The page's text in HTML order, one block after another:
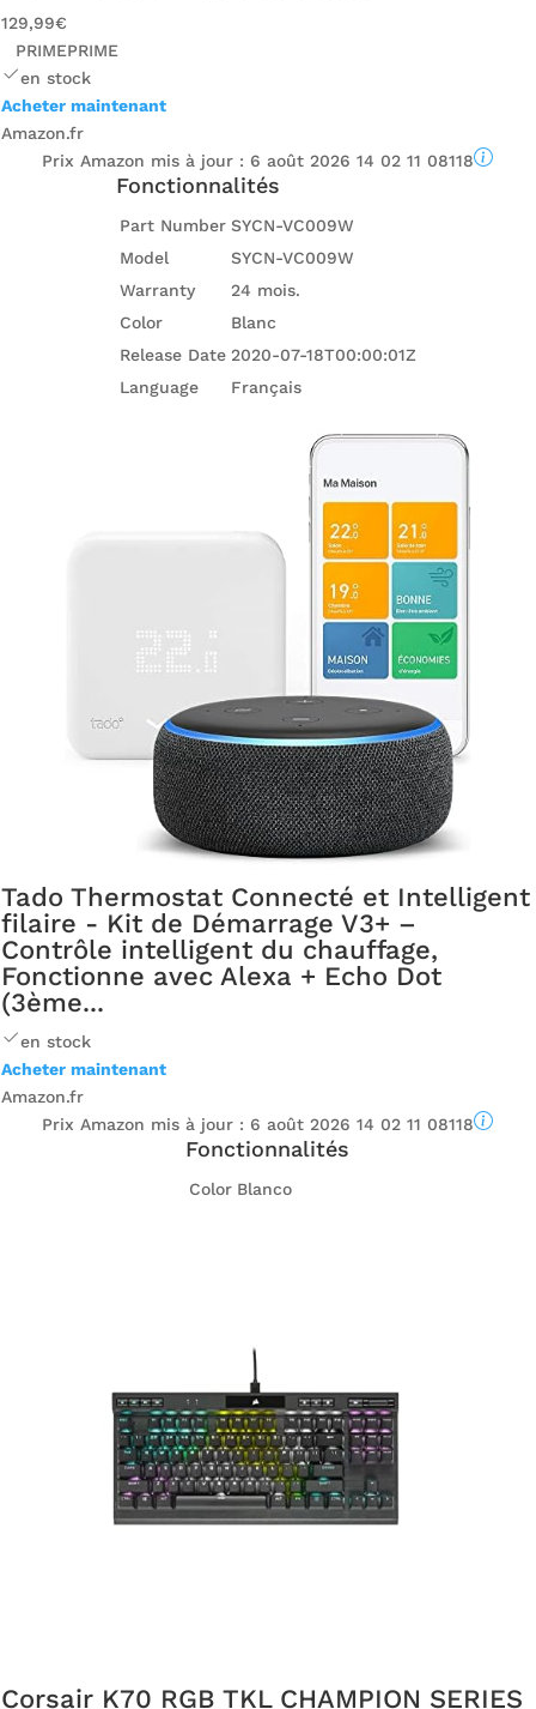
129,99€
PRIMEPRIME
en stock
Acheter maintenant
Amazon.fr
Prix ​​Amazon mis à jour : 6 août 2026 14 02 11 08118
Fonctionnalités
Part Number SYCN-VC009W
Model
SYCN-VC009W
Warranty
24 mois.
Color
Blanc
Release Date 2020-07-18T00:00:01Z
Language
Français
Tado Thermostat Connecté et Intelligent
filaire - Kit de Démarrage V3+ –
Contrôle intelligent du chauffage,
Fonctionne avec Alexa + Echo Dot
(3ème...
en stock
Acheter maintenant
Amazon.fr
Prix ​​Amazon mis à jour : 6 août 2026 14 02 11 08118
Fonctionnalités
Color Blanco
Corsair K70 RGB TKL CHAMPION SERIES